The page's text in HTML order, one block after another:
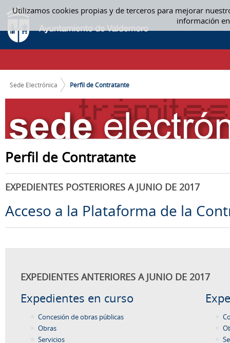
Utilizamos cookies propias y de terceros para mejorar
información
Saltar al contenido
PERFIL DE CONTRATANTE
CAMINO DE MIGAS
Sede Electrónica Perfil de Contratante
Perfil de Contratante
EXPEDIENTES POSTERIORES A JUNIO DE 2017
Acceso a la Plataforma de la
EXPEDIENTES ANTERIORES A JUNIO DE 2017
Expedientes en curso
Concesión de obras públicas
Obras
Servicios